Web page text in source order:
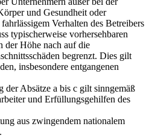
und Gesundheit oder
Verhalten des Betreibers
typischerweise vorhersehbaren
der Höhe nach auf die
begrenzt. Dies gilt
insbesondere entgangenen
der Absätze a bis c gilt sinngemäß
und Erfüllungsgehilfen des
aus zwingendem nationalem